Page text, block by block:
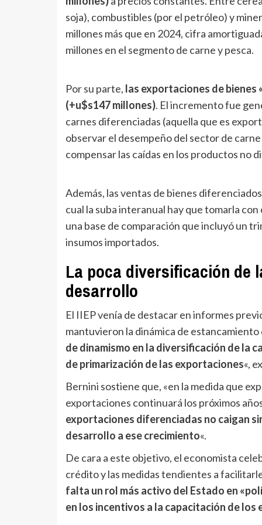
soja), combustibles (por el petróleo) y
millones más que en 2024, cifra
millones en el segmento de carne y pesca.
Por su parte, las exportaciones de
(+u$s147 millones). El incremento fue
carnes diferenciadas (aquella que es
observar el desempeño del sector de
compensar las caídas en los productos no
Además, las ventas de bienes
cual la suba interanual hay que tomarla
una base de comparación que incluyó un
insumos importados.
La poca diversificación de
desarrollo
El IIEP venía de destacar en informes
mantuvieron la dinámica de
de dinamismo en la diversificación de la
de primarización de las exportaciones«,
Bernini sostiene que, «en la medida que
exportaciones continuará los próximos
exportaciones diferenciadas no caigan
desarrollo a ese crecimiento«.
De cara a este objetivo, el economista
crédito y las medidas tendientes a
falta un rol más activo del Estado en
en los incentivos a la capacitación de los